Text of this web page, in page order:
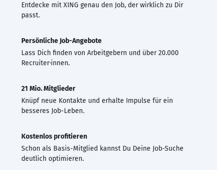
Entdecke mit XING genau den Job, der wirklich zu Dir
passt.
Persönliche Job-Angebote
Lass Dich finden von Arbeitgebern und über 20.000
Recruiter·innen.
21 Mio. Mitglieder
Knüpf neue Kontakte und erhalte Impulse für ein
besseres Job-Leben.
Kostenlos profitieren
Schon als Basis-Mitglied kannst Du Deine Job-Suche
deutlich optimieren.